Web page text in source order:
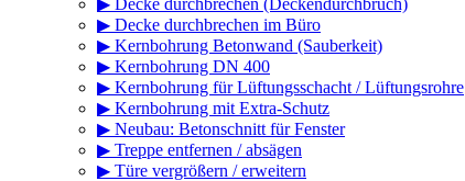
▶ Decke durchbrechen (Deckendurchbruch)
▶ Decke durchbrechen im Büro
▶ Kernbohrung Betonwand (Sauberkeit)
▶ Kernbohrung DN 400
▶ Kernbohrung für Lüftungsschacht / Lüftungsrohre
▶ Kernbohrung mit Extra-Schutz
▶ Neubau: Betonschnitt für Fenster
▶ Treppe entfernen / absägen
▶ Türe vergrößern / erweitern